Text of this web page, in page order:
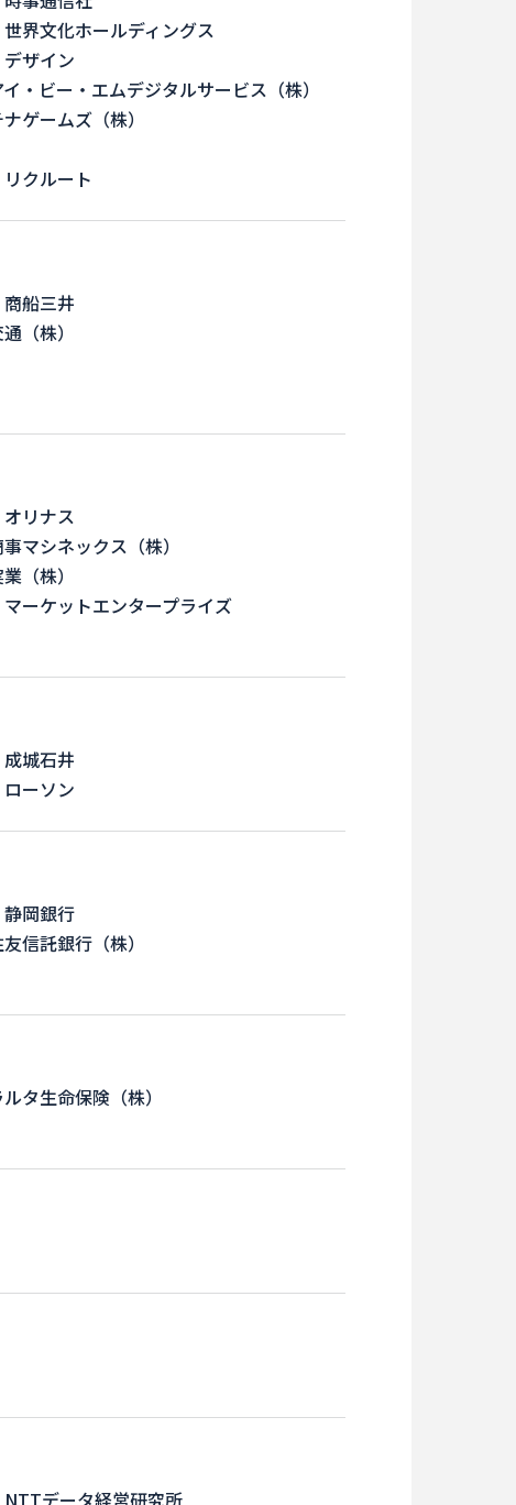
世界文化ホールディングス
デザイン
・ビー・エムデジタルサービス（株）
ゲームズ（株）
リクルート
商船三井
（株）
オリナス
マシネックス（株）
（株）
マーケットエンタープライズ
成城石井
ローソン
静岡銀行
信託銀行（株）
タ生命保険（株）
NTTデータ経営研究所